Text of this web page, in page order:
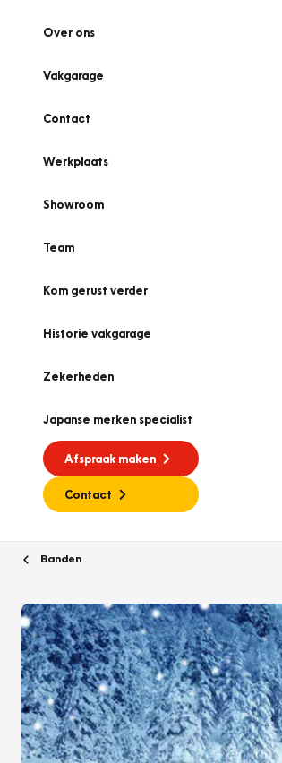
Over ons
Vakgarage
Contact
Werkplaats
Showroom
Team
Kom gerust verder
Historie vakgarage
Zekerheden
Japanse merken specialist
Afspraak maken
Contact
Banden